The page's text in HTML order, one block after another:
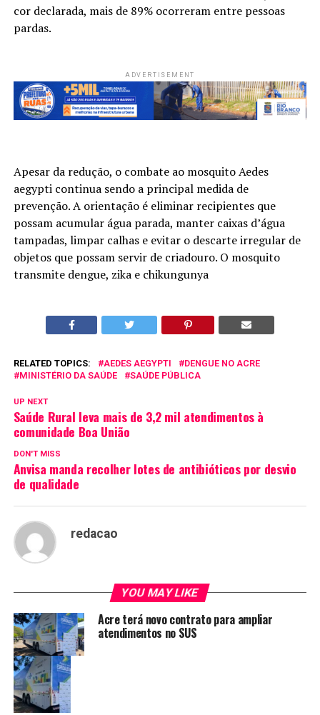
cor declarada, mais de 89% ocorreram entre pessoas
pardas.
ADVERTISEMENT
Apesar da redução, o combate ao mosquito Aedes
aegypti continua sendo a principal medida de
prevenção. A orientação é eliminar recipientes que
possam acumular água parada, manter caixas d’água
tampadas, limpar calhas e evitar o descarte irregular de
objetos que possam servir de criadouro. O mosquito
transmite dengue, zika e chikungunya
RELATED TOPICS: AEDES AEGYPTI
DENGUE NO ACRE
MINISTÉRIO DA SAÚDE
SAÚDE PÚBLICA
UP NEXT
Saúde Rural leva mais de 3,2 mil atendimentos à
comunidade Boa União
DON'T MISS
Anvisa manda recolher lotes de antibióticos por desvio
de qualidade
redacao
YOU MAY LIKE
Acre terá novo contrato para ampliar
atendimentos no SUS